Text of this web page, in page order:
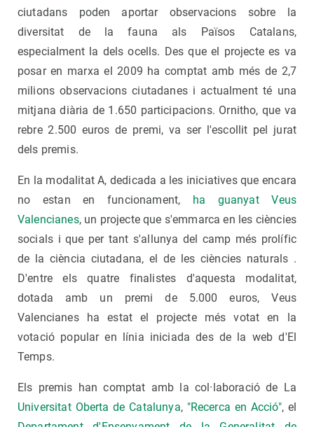
ciutadans poden aportar observacions sobre la
diversitat de la fauna als Països Catalans,
especialment la dels ocells. Des que el projecte es va
posar en marxa el 2009 ha comptat amb més de 2,7
milions observacions ciutadanes i actualment té una
mitjana diària de 1.650 participacions. Ornitho, que va
rebre 2.500 euros de premi, va ser l'escollit pel jurat
dels premis.
En la modalitat A, dedicada a les iniciatives que encara
no estan en funcionament, ha guanyat Veus
Valencianes, un projecte que s'emmarca en les ciències
socials i que per tant s'allunya del camp més prolífic
de la ciència ciutadana, el de les ciències naturals .
D'entre els quatre finalistes d'aquesta modalitat,
dotada amb un premi de 5.000 euros, Veus
Valencianes ha estat el projecte més votat en la
votació popular en línia iniciada des de la web d'El
Temps.
Els premis han comptat amb la col·laboració de La
Universitat Oberta de Catalunya, "Recerca en Acció", el